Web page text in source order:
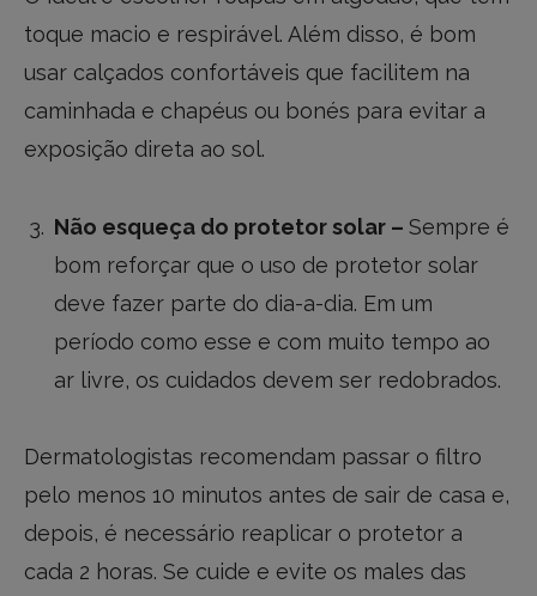
toque macio e respirável. Além disso, é bom
usar calçados confortáveis que facilitem na
caminhada e chapéus ou bonés para evitar a
exposição direta ao sol.
Não esqueça do protetor solar – Sempre é
bom reforçar que o uso de protetor solar
deve fazer parte do dia-a-dia. Em um
período como esse e com muito tempo ao
ar livre, os cuidados devem ser redobrados.
Dermatologistas recomendam passar o filtro
pelo menos 10 minutos antes de sair de casa e,
depois, é necessário reaplicar o protetor a
cada 2 horas. Se cuide e evite os males das